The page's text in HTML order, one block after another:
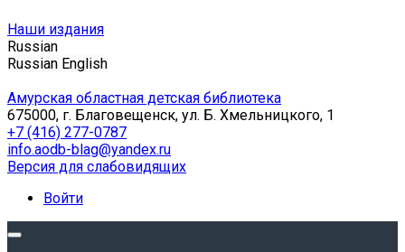
Наши издания
Russian
Russian English
Амурская областная детская библиотека
675000, г. Благовещенск, ул. Б. Хмельницкого, 1
+7 (416) 277-0787
info.aodb-blag@yandex.ru
Версия для слабовидящих
Войти